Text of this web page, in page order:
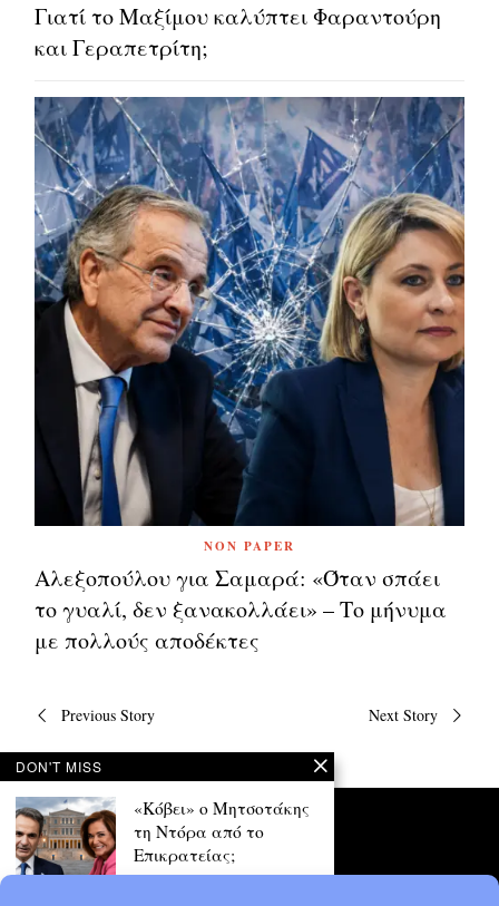
Γιατί το Μαξίμου καλύπτει Φαραντούρη
και Γεραπετρίτη;
NON PAPER
Αλεξοπούλου για Σαμαρά: «Όταν σπάει
το γυαλί, δεν ξανακολλάει» – Το μήνυμα
με πολλούς αποδέκτες
Πλοήγηση
Previous Story Next Story
DON'T MISS
«Κόβει» ο Μητσοτάκης
τη Ντόρα από το
Επικρατείας;
Έντονες συζητήσεις έχει